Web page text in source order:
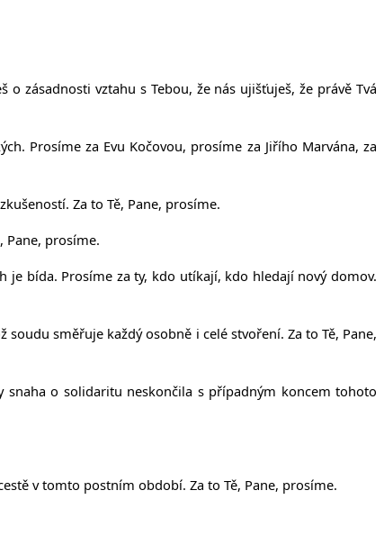
zásadnosti vztahu s Tebou, že nás ujišťuješ, že právě Tvá
Prosíme za Evu Kočovou, prosíme za Jiřího Marvána, za
Za to Tě, Pane, prosíme.
Pane, prosíme.
je bída. Prosíme za ty, kdo utíkají, kdo hledají nový domov.
směřuje každý osobně i celé stvoření. Za to Tě, Pane,
o solidaritu neskončila s případným koncem tohoto
v tomto postním období. Za to Tě, Pane, prosíme.